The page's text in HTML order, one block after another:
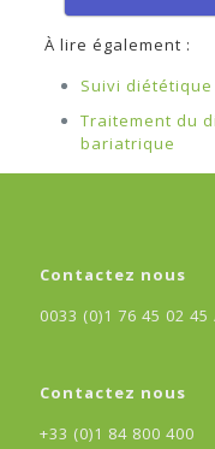
À lire également :
Suivi
Traitement du
bariatrique
Contactez nous
0033 (0)1 76 45 02 45
Contactez nous
+33 (0)1 84 800 400